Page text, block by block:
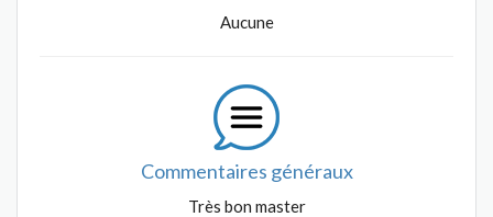
Aucune
Commentaires généraux
Très bon master